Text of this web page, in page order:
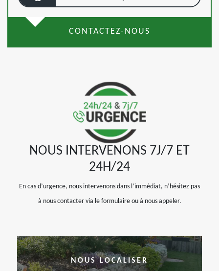
CONTACTEZ-NOUS
NOUS INTERVENONS 7J/7 ET
24H/24
En cas d’urgence, nous intervenons dans l’immédiat, n’hésitez pas
à nous contacter via le formulaire ou à nous appeler.
NOUS LOCALISER